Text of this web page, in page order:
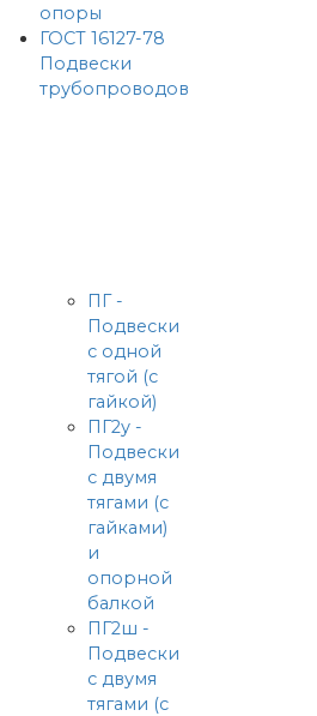
опоры
ГОСТ 16127-78
Подвески
трубопроводов
ПГ -
Подвески
с одной
тягой (с
гайкой)
ПГ2у -
Подвески
с двумя
тягами (с
гайками)
и
опорной
балкой
ПГ2ш -
Подвески
с двумя
тягами (с